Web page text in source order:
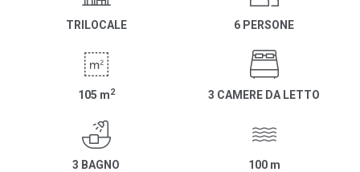
TRILOCALE 6 PERSONE
105 m2 3 CAMERE DA LETTO
3 BAGNO 100 m